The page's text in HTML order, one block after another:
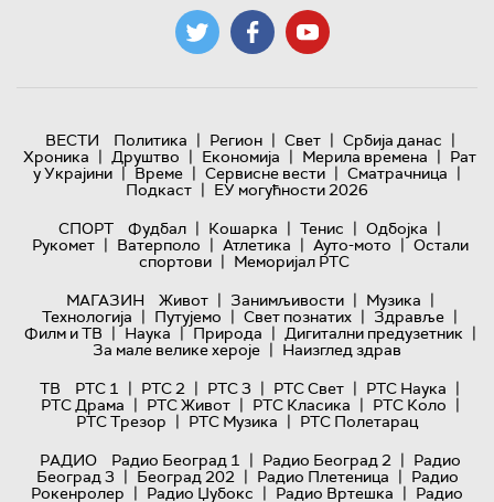
ВЕСТИ Политика | Регион | Свет | Србија данас |
Хроника | Друштво | Економија | Мерила времена | Рат
у Украјини | Време | Сервисне вести | Сматрачница |
Подкаст | ЕУ могућности 2026
СПОРТ
Фудбал | Кошарка | Тенис | Одбојка |
Рукомет | Ватерполо | Атлетика | Ауто-мото | Остали
спортови | Меморијал РТС
МАГАЗИН
Живот | Занимљивости | Музика |
Технологијa | Путујемо | Свет познатих | Здравље |
Филм и ТВ | Наука | Природа | Дигитални предузетник |
За мале велике хероје | Наизглед здрав
ТВ
РТС 1 | РТС 2 | РТС 3 | РТС Свет | РТС Наука |
РТС Драма | РТС Живот | РТС Класика | РТС Коло |
РТС Трезор | РТС Музика | РТС Полетарац
РАДИО
Радио Београд 1 | Радио Београд 2 | Радио
Београд 3 | Београд 202 | Радио Плетеница | Радио
Рокенролер | Радио Џубокс | Радио Вртешка | Радио